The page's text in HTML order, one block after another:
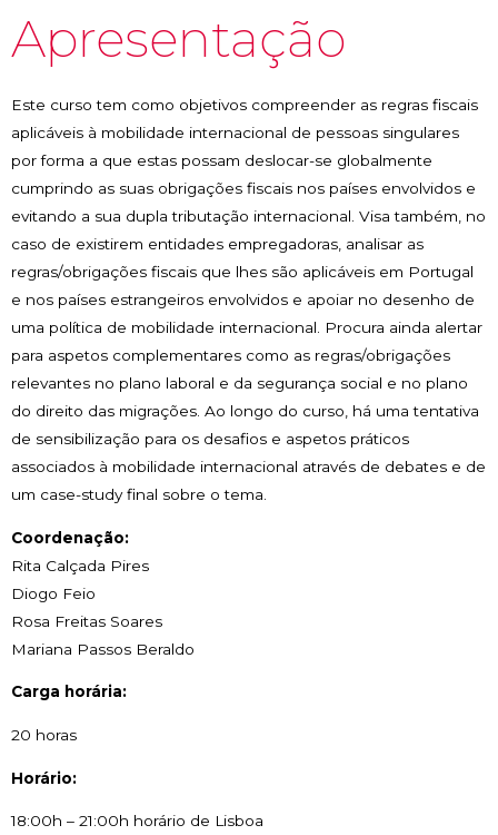
Apresentação
Este curso tem como objetivos compreender as regras fiscais
aplicáveis à mobilidade internacional de pessoas singulares
por forma a que estas possam deslocar-se globalmente
cumprindo as suas obrigações fiscais nos países envolvidos e
evitando a sua dupla tributação internacional. Visa também, no
caso de existirem entidades empregadoras, analisar as
regras/obrigações fiscais que lhes são aplicáveis em Portugal
e nos países estrangeiros envolvidos e apoiar no desenho de
uma política de mobilidade internacional. Procura ainda alertar
para aspetos complementares como as regras/obrigações
relevantes no plano laboral e da segurança social e no plano
do direito das migrações. Ao longo do curso, há uma tentativa
de sensibilização para os desafios e aspetos práticos
associados à mobilidade internacional através de debates e de
um case-study final sobre o tema.
Coordenação:
Rita Calçada Pires
Diogo Feio
Rosa Freitas Soares
Mariana Passos Beraldo
Carga horária:
20 horas
Horário:
18:00h – 21:00h horário de Lisboa